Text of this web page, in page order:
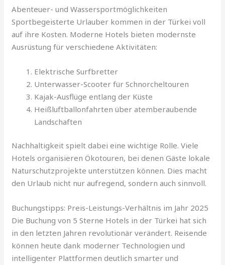
Abenteuer- und Wassersportmöglichkeiten
Sportbegeisterte Urlauber kommen in der Türkei voll
auf ihre Kosten. Moderne Hotels bieten modernste
Ausrüstung für verschiedene Aktivitäten:
Elektrische Surfbretter
Unterwasser-Scooter für Schnorcheltouren
Kajak-Ausflüge entlang der Küste
Heißluftballonfahrten über atemberaubende
Landschaften
Nachhaltigkeit spielt dabei eine wichtige Rolle. Viele
Hotels organisieren Ökotouren, bei denen Gäste lokale
Naturschutzprojekte unterstützen können. Dies macht
den Urlaub nicht nur aufregend, sondern auch sinnvoll.
Buchungstipps: Preis-Leistungs-Verhältnis im Jahr 2025
Die Buchung von 5 Sterne Hotels in der Türkei hat sich
in den letzten Jahren revolutionär verändert. Reisende
können heute dank moderner Technologien und
intelligenter Plattformen deutlich smarter und